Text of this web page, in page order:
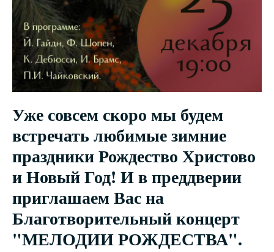
Уже совсем скоро мы будем
встречать любимые зимние
праздники Рождество Христово
и Новый Год! И в преддверии
приглашаем Вас на
Благотворительный концерт
"МЕЛОДИИ РОЖДЕСТВА".